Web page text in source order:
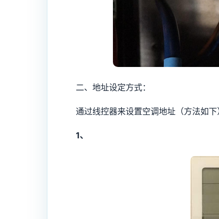
二、地址设定方式：
通过线控器来设置空调地址（方法如
1、